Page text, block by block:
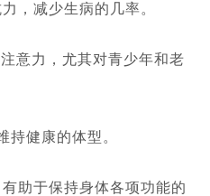
，减少生病的几率。
意力，尤其对青少年和老
健康的体型。
助于保持身体各项功能的